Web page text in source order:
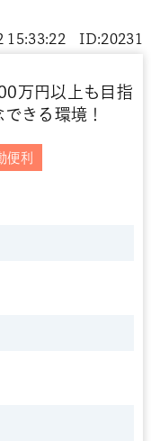
万円以上も目指
きる環境！
15:33:22 ID:20231
便利